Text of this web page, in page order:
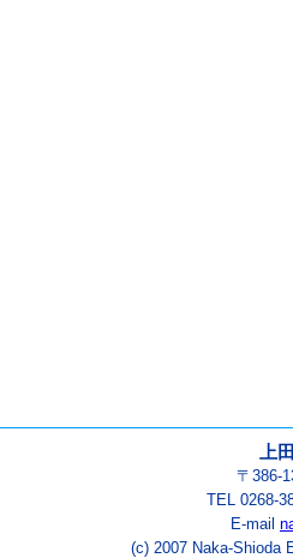
上
〒386-
TEL 0268-
E-mail
(c) 2007 Naka-Shioda